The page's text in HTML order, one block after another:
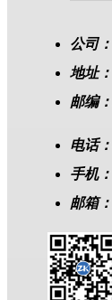
公司：
地址：
邮编：
电话：
手机：
邮箱：